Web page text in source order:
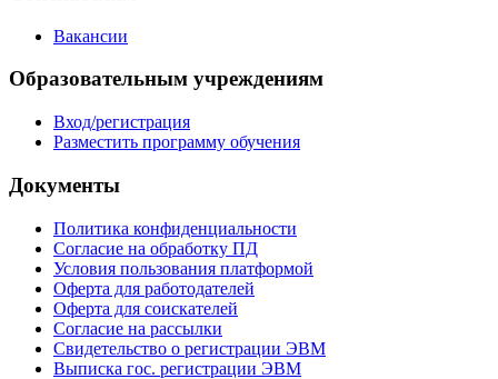
Вакансии
Образовательным учреждениям
Вход/регистрация
Разместить программу обучения
Документы
Политика конфиденциальности
Согласие на обработку ПД
Условия пользования платформой
Оферта для работодателей
Оферта для соискателей
Согласие на рассылки
Свидетельство о регистрации ЭВМ
Выписка гос. регистрации ЭВМ